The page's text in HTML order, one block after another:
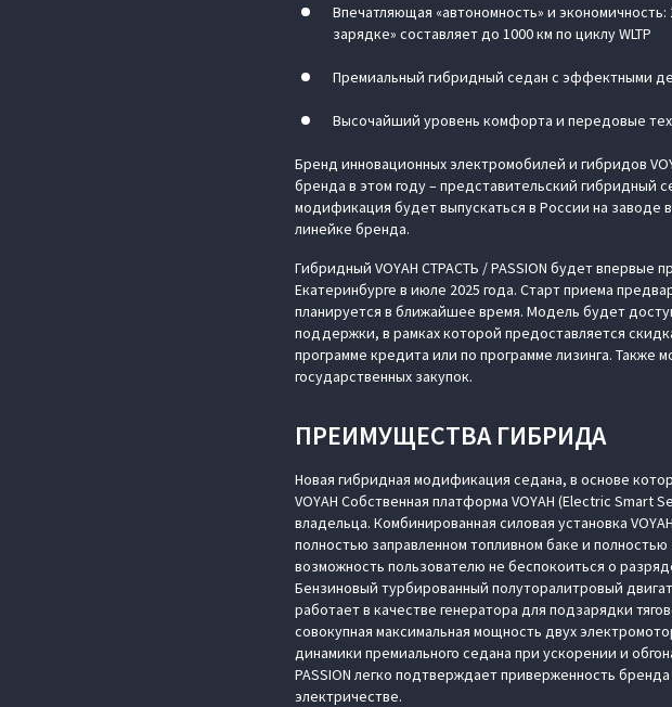
Впечатляющая «автономность» и
зарядке» составляет до 1000 км по циклу WLTP
Премиальный гибридный седан с эффектными
Высочайший уровень комфорта и передовые
Бренд инновационных электромобилей и гибридов
бренда в этом году – представительский гибридный
модификация будет выпускаться в России на заводе
линейке бренда.
Гибридный VOYAH СТРАСТЬ / PASSION будет
Екатеринбурге в июле 2025 года. Старт приема
планируется в ближайшее время. Модель будет
поддержки, в рамках которой предоставляется
программе кредита или по программе лизинга.
государственных закупок.
ПРЕИМУЩЕСТВА ГИБРИДА
Новая гибридная модификация седана, в основе
VOYAH Cобственная платформа VOYAH (Electric
владельца. Комбинированная силовая установка
полностью заправленном топливном баке и полностью
возможность пользователю не беспокоиться о
Бензиновый турбированный полуторалитровый
работает в качестве генератора для подзарядки
совокупная максимальная мощность двух
динамики премиального седана при ускорении и
PASSION легко подтверждает приверженность
электричестве.